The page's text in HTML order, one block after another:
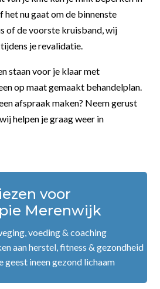
het nu gaat om de binnenste
of de voorste kruisband, wij
je revalidatie.
staan voor je klaar met
op maat gemaakt behandelplan.
afspraak maken? Neem gerust
helpen je graag weer in
voor
Merenwijk
voeding & coaching
aan herstel, fitness & gezondheid
geest ineen gezond lichaam